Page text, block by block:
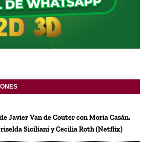
Javier Van de Couter con Moria Casán,
Siciliani y Cecilia Roth (Netflix)